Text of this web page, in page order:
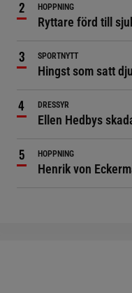
HOPPNING
Ryttare förd till
SPORTNYTT
Hingst som satt
DRESSYR
Ellen Hedbys
HOPPNING
Henrik von